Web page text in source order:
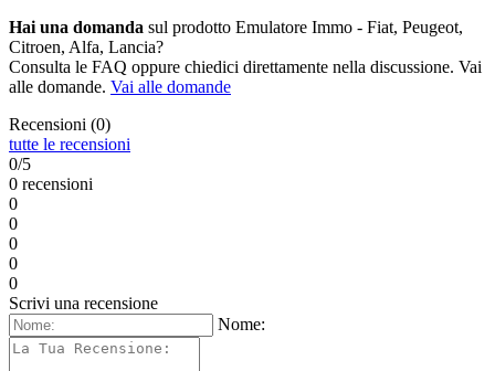
Hai una domanda sul prodotto Emulatore Immo - Fiat, Peugeot,
Citroen, Alfa, Lancia?
Consulta le FAQ oppure chiedici direttamente nella discussione. Vai
alle domande. Vai alle domande
Recensioni (0)
tutte le recensioni
0/5
0 recensioni
0
0
0
0
0
Scrivi una recensione
Nome: